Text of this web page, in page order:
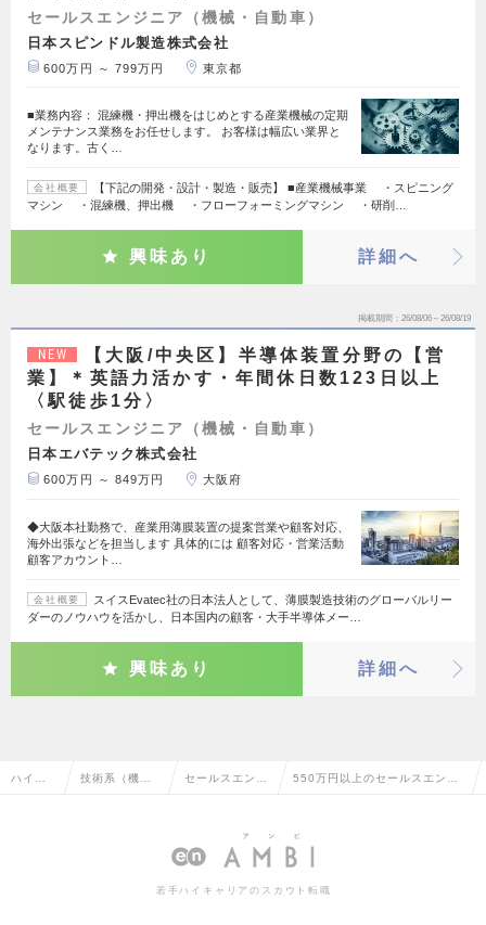
セールスエンジニア（機械・自動車）
日本スピンドル製造株式会社
600万円 ～ 799万円 東京都
■業務内容： 混練機・押出機をはじめとする産業機械の定期
メンテナンス業務をお任せします。 お客様は幅広い業界と
なります。古く…
会社概要
【下記の開発・設計・製造・販売】 ■産業機械事業 ・スピニング
マシン ・混練機、押出機 ・フローフォーミングマシン ・研削…
興味あり 詳細へ
掲載期間 26/08/06～26/08/19
NEW
【大阪/中央区】半導体装置分野の【営
業】＊英語力活かす・年間休日数123日以上
〈駅徒歩1分〉
セールスエンジニア（機械・自動車）
日本エバテック株式会社
600万円 ～ 849万円 大阪府
◆大阪本社勤務で、産業用薄膜装置の提案営業や顧客対応、
海外出張などを担当します 具体的には 顧客対応・営業活動
顧客アカウント…
会社概要
スイスEvatec社の日本法人として、薄膜製造技術のグローバルリー
ダーのノウハウを活かし、日本国内の顧客・大手半導体メー…
興味あり 詳細へ
ハイク 技術系（機 セールスエンジ
動車）
550万円以上のセールスエンジ
求人情報一覧
若手ハイキャリアのスカウト転職